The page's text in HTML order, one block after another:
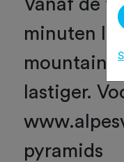
Vanaf de
minuten
lastiger.
pyramids